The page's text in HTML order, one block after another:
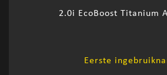
2.0i EcoBoost Titanium
Eerste